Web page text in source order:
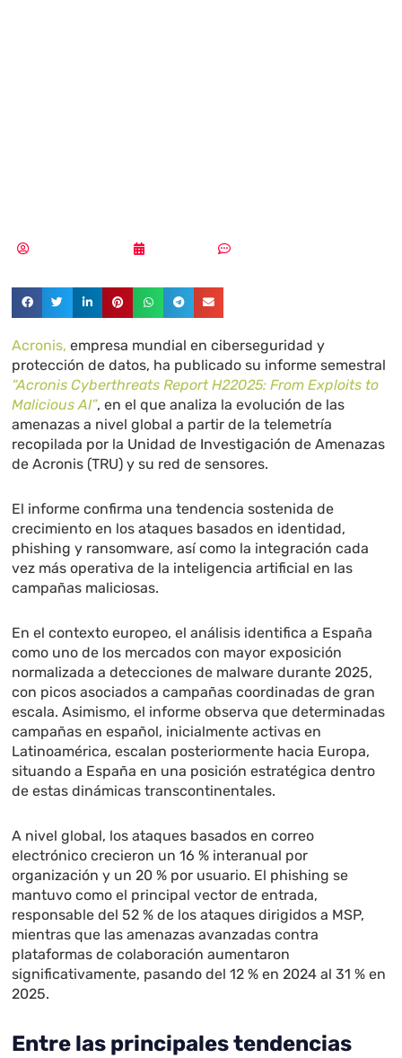
Acronis, empresa mundial en ciberseguridady
protección de datos, ha publicado su informe semestral
“Acronis Cyberthreats Report H22025: From Exploits to
Malicious AI”, en el que analiza la evolución de las
amenazas a nivel global a partir de la telemetría
recopilada por la Unidad de Investigación de Amenazas
de Acronis (TRU) y su red de sensores.
El informe confirma una tendencia sostenida de
crecimiento en los ataques basados en identidad,
phishing y ransomware, así como la integración cada
vez más operativa de la inteligencia artificial en las
campañas maliciosas.
En el contexto europeo, el análisis identifica a España
como uno de los mercados con mayor exposición
normalizada a detecciones de malware durante 2025,
con picos asociados a campañas coordinadas de gran
escala. Asimismo, el informe observa que determinadas
campañas en español, inicialmente activas en
Latinoamérica, escalan posteriormente hacia Europa,
situando a España en una posición estratégica dentro
de estas dinámicas transcontinentales.
A nivel global, los ataques basados en correo
electrónico crecieron un 16 % interanual por
organización y un 20 % por usuario. El phishing se
mantuvo como el principal vector de entrada,
responsable del 52 % de los ataques dirigidos a MSP,
mientras que las amenazas avanzadas contra
plataformas de colaboración aumentaron
significativamente, pasando del 12 % en 2024 al 31 % en
2025.
Entre las principales tendencias